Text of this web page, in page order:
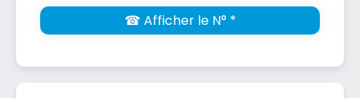
☎ Afficher le N° *